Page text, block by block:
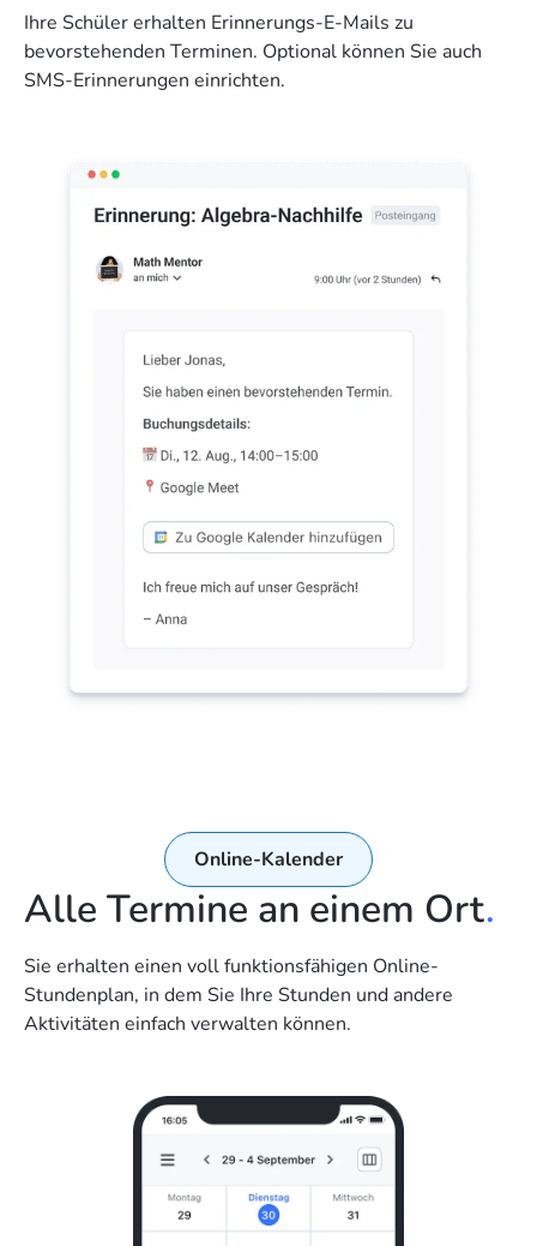
Ihre Schüler erhalten Erinnerungs-E-Mails zu
bevorstehenden Terminen. Optional können Sie auch
SMS-Erinnerungen einrichten.
Online-Kalender
Alle Termine an einem Ort.
Sie erhalten einen voll funktionsfähigen Online-
Stundenplan, in dem Sie Ihre Stunden und andere
Aktivitäten einfach verwalten können.